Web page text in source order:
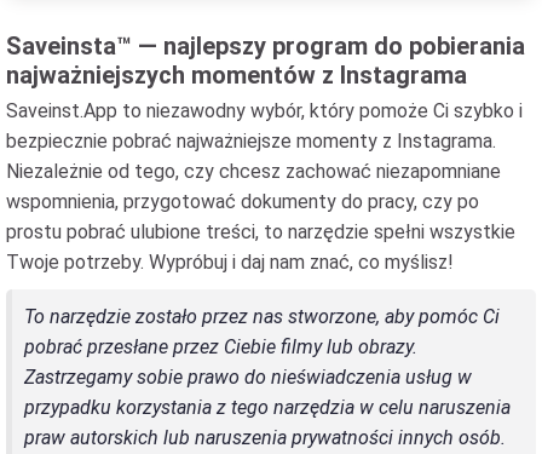
Saveinsta™ — najlepszy program do pobierania
najważniejszych momentów z Instagrama
Saveinst.App to niezawodny wybór, który pomoże Ci szybko i
bezpiecznie pobrać najważniejsze momenty z Instagrama.
Niezależnie od tego, czy chcesz zachować niezapomniane
wspomnienia, przygotować dokumenty do pracy, czy po
prostu pobrać ulubione treści, to narzędzie spełni wszystkie
Twoje potrzeby. Wypróbuj i daj nam znać, co myślisz!
To narzędzie zostało przez nas stworzone, aby pomóc Ci
pobrać przesłane przez Ciebie filmy lub obrazy.
Zastrzegamy sobie prawo do nieświadczenia usług w
przypadku korzystania z tego narzędzia w celu naruszenia
praw autorskich lub naruszenia prywatności innych osób.